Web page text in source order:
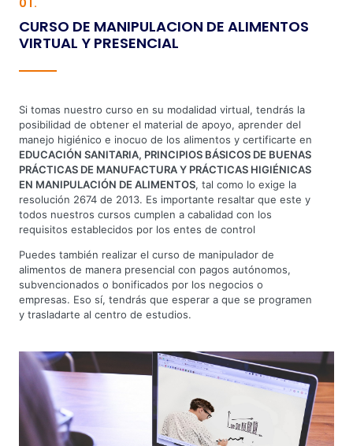
01.
CURSO DE MANIPULACION DE ALIMENTOS
VIRTUAL Y PRESENCIAL
Si tomas nuestro curso en su modalidad virtual, tendrás la
posibilidad de obtener el material de apoyo, aprender del
manejo higiénico e inocuo de los alimentos y certificarte en
EDUCACIÓN SANITARIA, PRINCIPIOS BÁSICOS DE BUENAS
PRÁCTICAS DE MANUFACTURA Y PRÁCTICAS HIGIÉNICAS
EN MANIPULACIÓN DE ALIMENTOS, tal como lo exige la
resolución 2674 de 2013. Es importante resaltar que este y
todos nuestros cursos cumplen a cabalidad con los
requisitos establecidos por los entes de control
Puedes también realizar el curso de manipulador de
alimentos de manera presencial con pagos autónomos,
subvencionados o bonificados por los negocios o
empresas. Eso sí, tendrás que esperar a que se programen
y trasladarte al centro de estudios.